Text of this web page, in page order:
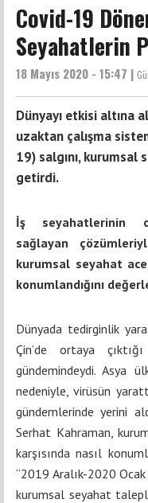
Covid-19
Seyahatlerin
18 Mayıs 2020 - 15:47 |
Dünyayı etkisi altına
uzaktan çalışma
19) salgını,
getirdi.
İş seyahatlerinin
sağlayan
kurumsal seyahat
konumlandığını
Dünyada tedirginlik
Çin’de ortaya
gündemindeydi. Asya
nedeniyle, virüsün
gündemlerinde yerini
Serhat Kahraman,
karşısında nasıl
“2019 Aralık-2020
kurumsal seyahat